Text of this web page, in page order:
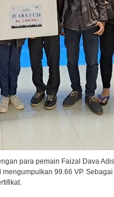
para pemain Faizal Dava
99.66 VP.